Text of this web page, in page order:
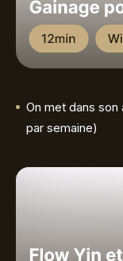
On met dans son
par semaine)